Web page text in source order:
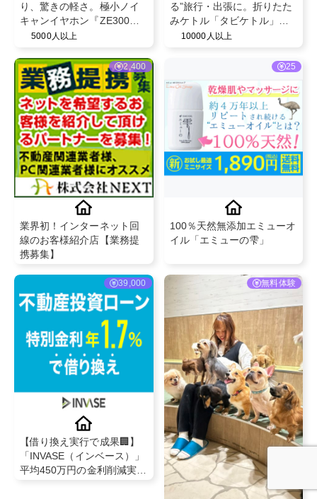
り、驚きの軽さ。極小ノイ
キャンイヤホン『ZE300』
体験モニター募集！ ※お好
5000人以上
る”旅行・出張に。折りたた
みケトル「タビケトル」体
験レビュー募集
10000人以上
2,400
業界初！インターネット回
線のお客様紹介店【業務提
携募集】
25
100％天然無添加エミューオ
イル「エミューの雫」
39,000
【借り換え実行で成果🏢】
「INVASE（インベース）」
平均450万円の金利削減実
無料体験